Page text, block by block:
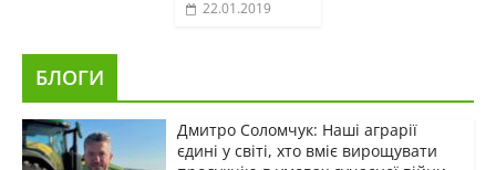
22.01.2019
БЛОГИ
Дмитро Соломчук: Наші аграрії
єдині у світі, хто вміє вирощувати